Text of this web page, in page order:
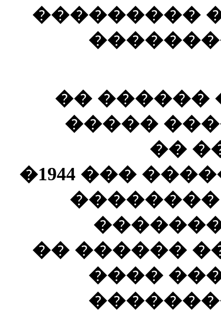
������ ���
��� ���
��� ����
���
(�������) ���������� ��� 1944�
��� ���
�����
�����
�����
���� ��